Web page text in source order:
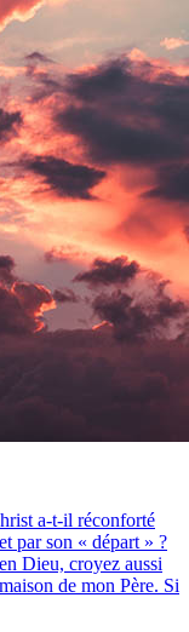
a-t-il réconforté
par son « départ » ?
Dieu, croyez aussi
de mon Père. Si